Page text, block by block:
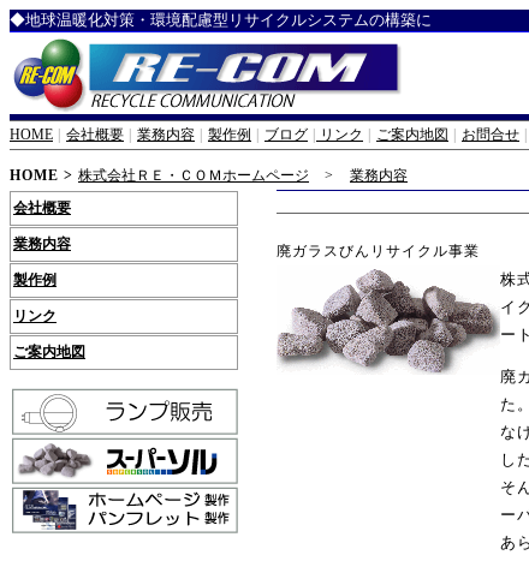
◆地球温暖化対策・環境配慮型リサイクルシステムの構築に
HOME 会社概要 業務内容 製作例 ブログ リンク ご案内地図 お問合せ
HOME > 株式会社ＲＥ・ＣＯＭホームページ > 業務内容
会社概要
業務内容
製作例
リンク
ご案内地図
廃ガラスびんリサイクル事業
株
イ
ー
廃
た
な
し
そ
ー
あ